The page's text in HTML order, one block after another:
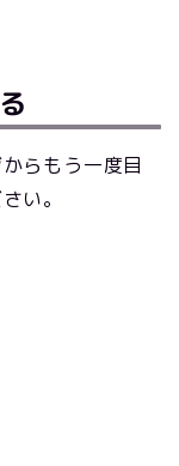
らもう一度目
い。